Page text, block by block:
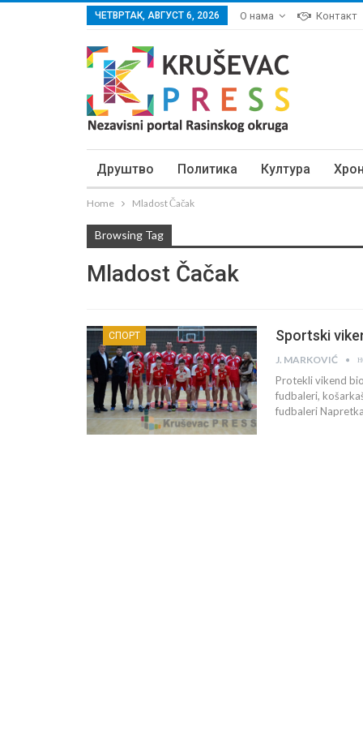
ЧЕТВРТАК, АВГУСТ 6, 2026 О нама Контакт
Друштво Политика Култура
Home Mladost Čačak
Browsing Tag
Mladost Čačak
СПОРТ Sportski
J. MARKOVIĆ
Protekli vikend
fudbaleri,
fudbaleri